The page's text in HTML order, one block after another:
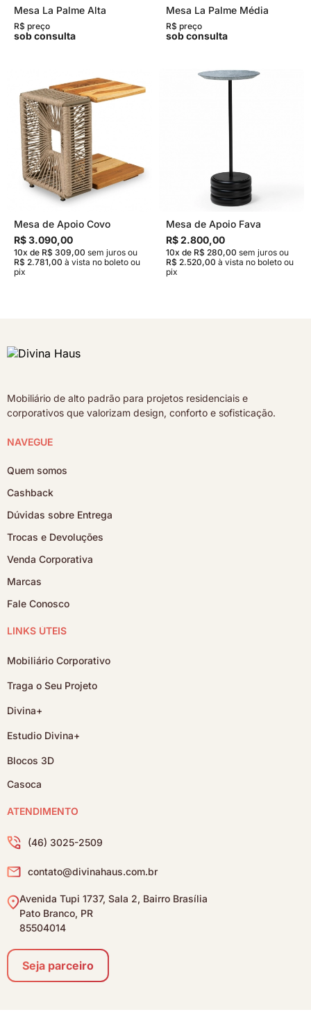
Mesa La Palme Alta
R$ preço
sob consulta
Mesa La Palme Média
R$ preço
sob consulta
Mesa de Apoio Covo
R$ 3.090,00
10x de R$ 309,00 sem juros ou
R$ 2.781,00 à vista no boleto ou
pix
Mesa de Apoio Fava
R$ 2.800,00
10x de R$ 280,00 sem juros ou
R$ 2.520,00 à vista no boleto ou
pix
Mobiliário de alto padrão para projetos residenciais e
corporativos que valorizam design, conforto e sofisticação.
NAVEGUE
Quem somos
Cashback
Dúvidas sobre Entrega
Trocas e Devoluções
Venda Corporativa
Marcas
Fale Conosco
LINKS ÚTEIS
Mobiliário Corporativo
Traga o Seu Projeto
Divina+
Estudio Divina+
Blocos 3D
Casoca
ATENDIMENTO
(46) 3025-2509
contato@divinahaus.com.br
Avenida Tupi 1737, Sala 2, Bairro Brasília
Pato Branco, PR
85504014
Seja parceiro